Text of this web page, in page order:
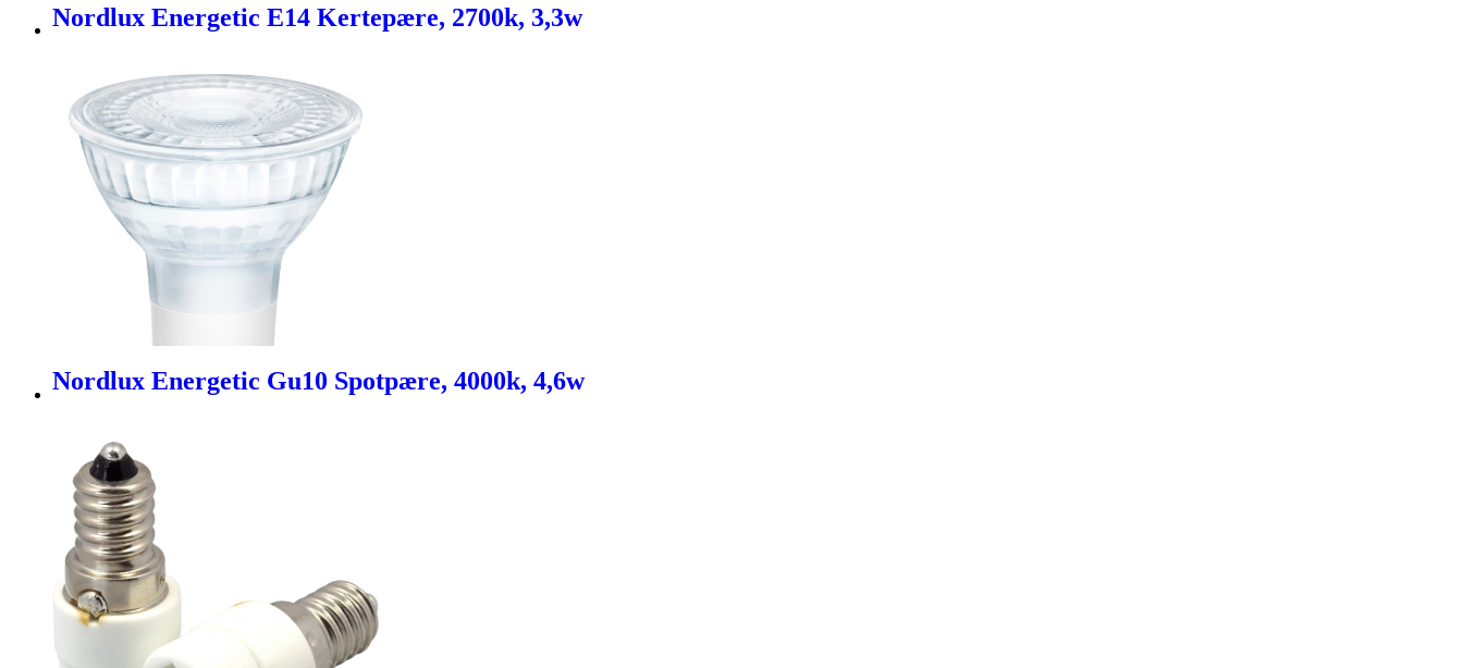
Nordlux Energetic E14 Kertepære, 2700k, 3,3w
Nordlux Energetic Gu10 Spotpære, 4000k, 4,6w